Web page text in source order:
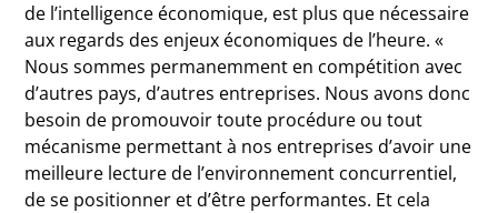
de l’intelligence économique, est plus que nécessaire
aux regards des enjeux économiques de l’heure. «
Nous sommes permanemment en compétition avec
d’autres pays, d’autres entreprises. Nous avons donc
besoin de promouvoir toute procédure ou tout
mécanisme permettant à nos entreprises d’avoir une
meilleure lecture de l’environnement concurrentiel,
de se positionner et d’être performantes. Et cela